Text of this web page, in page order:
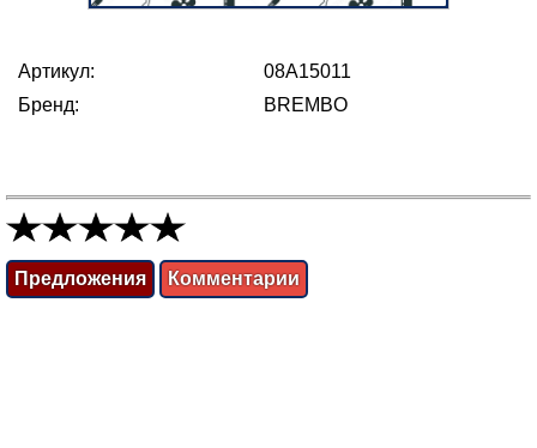
Артикул:
08A15011
Бренд:
BREMBO
Предложения Комментарии